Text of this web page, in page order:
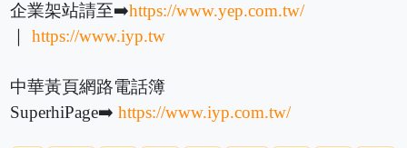
企業架站請至➡️https://www.yep.com.tw/
｜https://www.iyp.tw
中華黃頁網路電話簿
SuperhiPage➡️https://www.iyp.com.tw/